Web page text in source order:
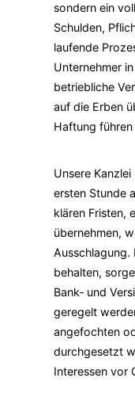
sondern ein
Schulden,
laufende
Unternehmer
betriebliche
auf die Erben
Haftung führen
Unsere
ersten Stunde
klären Fristen,
übernehmen,
Ausschlagung.
behalten,
Bank‑ und
geregelt
angefochten
durchgesetzt
Interessen vor